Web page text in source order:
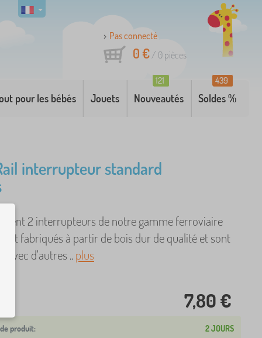
Pas connecté
0 €/ 0 pièces
pour les bébés Jouets Nouveautés
121
Soldes %
439
interrupteur standard
2 interrupteurs de notre gamme ferroviaire
sont fabriqués à partir de bois dur de qualité et sont
avec d'autres ..plus
7,80 €
2 JOURS